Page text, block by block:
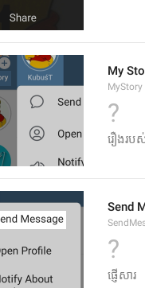
My
MyStory
?
រឿង​រប
Send
?
ផ្ញើ​សារ